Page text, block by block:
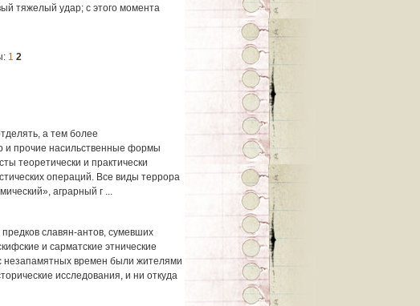
тяжелый удар; с этого момента
1 2
а тем более
и прочие насильственные формы
теоретически и практически
операций. Все виды террора
аграрный г ...
славян-антов, сумевших
и сарматские этнические
незапамятных времен были жителями
исследования, и ни откуда